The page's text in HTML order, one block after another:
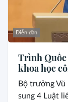
Diễn đàn
Trình
khoa học
Bộ trưởng
sung 4 Luật